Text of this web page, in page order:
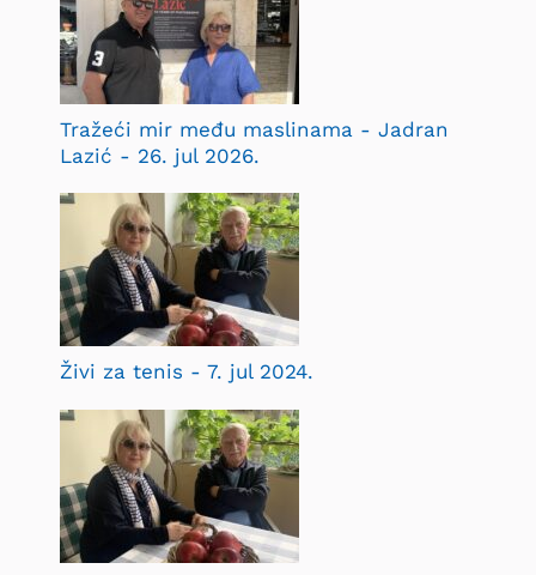
Tražeći mir među maslinama - Jadran
Lazić - 26. jul 2026.
Živi za tenis - 7. jul 2024.